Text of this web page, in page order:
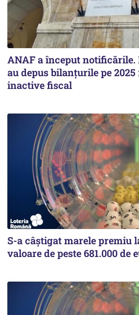
ANAF a început notificările.
au depus bilanțurile pe
inactive fiscal
S-a câștigat marele premiu
valoare de peste 681.000 de